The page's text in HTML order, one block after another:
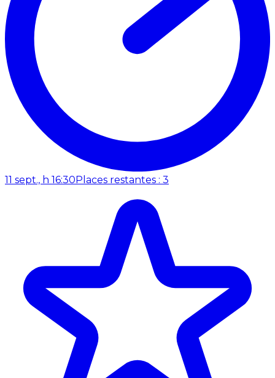
11 sept., h 16:30 Places restantes : 3